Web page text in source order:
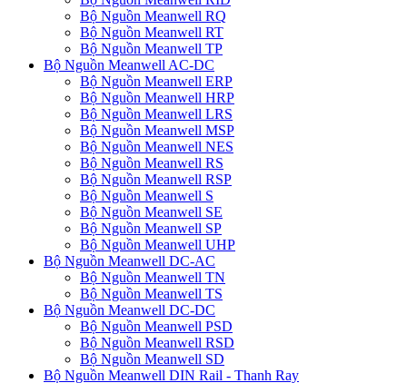
Bộ Nguồn Meanwell RQ
Bộ Nguồn Meanwell RT
Bộ Nguồn Meanwell TP
Bộ Nguồn Meanwell AC-DC
Bộ Nguồn Meanwell ERP
Bộ Nguồn Meanwell HRP
Bộ Nguồn Meanwell LRS
Bộ Nguồn Meanwell MSP
Bộ Nguồn Meanwell NES
Bộ Nguồn Meanwell RS
Bộ Nguồn Meanwell RSP
Bộ Nguồn Meanwell S
Bộ Nguồn Meanwell SE
Bộ Nguồn Meanwell SP
Bộ Nguồn Meanwell UHP
Bộ Nguồn Meanwell DC-AC
Bộ Nguồn Meanwell TN
Bộ Nguồn Meanwell TS
Bộ Nguồn Meanwell DC-DC
Bộ Nguồn Meanwell PSD
Bộ Nguồn Meanwell RSD
Bộ Nguồn Meanwell SD
Bộ Nguồn Meanwell DIN Rail - Thanh Ray